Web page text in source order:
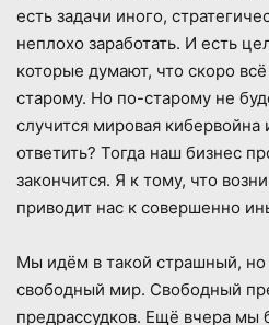
есть задачи иного,
неплохо заработать. И есть
которые думают, что скоро
старому. Но по-старому не
случится мировая
ответить? Тогда наш бизнес
закончится. Я к тому, что
приводит нас к совершенно
Мы идём в такой страшный,
свободный мир. Свободный
предрассудков. Ещё вчера